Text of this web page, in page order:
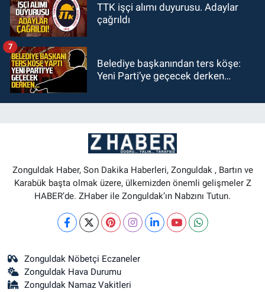
TTK işçi alımı duyurusu. Adaylar
çağrıldı
Belediye başkanından ters köşe:
Yeni Parti’ye geçecek derken…
7
Zonguldak Haber, Son Dakika Haberleri, Zonguldak , Bartın ve
Karabük başta olmak üzere, ülkemizden önemli gelişmeler Z
HABER’de. ZHaber ile Zonguldak’ın Nabzını Tutun.
Zonguldak Nöbetçi Eczaneler
Zonguldak Hava Durumu
Zonguldak Namaz Vakitleri